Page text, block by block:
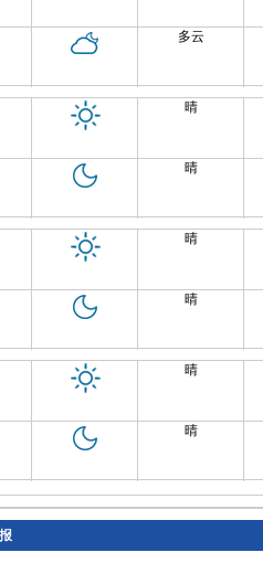
多云
晴
晴
晴
晴
晴
晴